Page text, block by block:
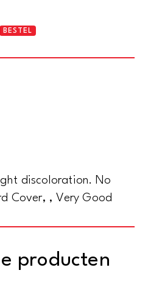
High
BESTEL
discoloration. No
Cover, , Very Good
producten